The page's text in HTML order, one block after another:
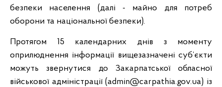
безпеки населення (далі - майно для потреб
оборони та національної безпеки).
Протягом 15 календарних днів з моменту
оприлюднення інформації вищезазначені суб’єкти
можуть звернутися до Закарпатської обласної
військової адміністрації (admin@carpathia.gov.ua) із